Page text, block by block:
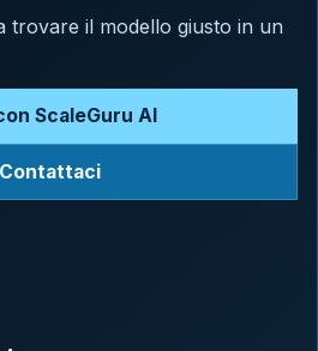
trovare il modello giusto in un
ScaleGuru AI
Contattaci